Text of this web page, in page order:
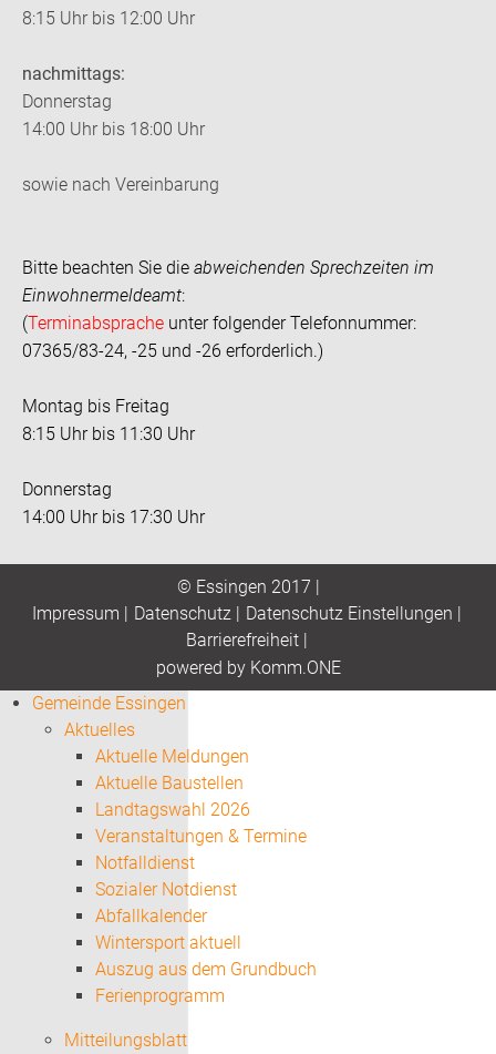
8:15 Uhr bis 12:00 Uhr
nachmittags:
Donnerstag
14:00 Uhr bis 18:00 Uhr
sowie nach Vereinbarung
Bitte beachten Sie die abweichenden Sprechzeiten im
Einwohnermeldeamt:
(Terminabsprache unter folgender Telefonnummer:
07365/83-24, -25 und -26 erforderlich.)
Montag bis Freitag
8:15 Uhr bis 11:30 Uhr
Donnerstag
14:00 Uhr bis 17:30 Uhr
© Essingen 2017 |
Impressum | Datenschutz| Datenschutz Einstellungen |
Barrierefreiheit|
powered by Komm.ONE
Gemeinde Essingen
Aktuelles
Aktuelle Meldungen
Aktuelle Baustellen
Landtagswahl 2026
Veranstaltungen & Termine
Notfalldienst
Sozialer Notdienst
Abfallkalender
Wintersport aktuell
Auszug aus dem Grundbuch
Ferienprogramm
Mitteilungsblatt